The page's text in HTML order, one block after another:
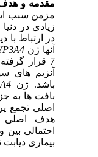
مقدمه و هدف:
مزمن سبب
زیادی در
در ارتباط با
آنها ژن
7 قرار
آنزیم های
باشد. ژن
بافت ها به
اصلی تجمع
هدف اصلی
احتمالی بین
بیماری دیابت نوع 2